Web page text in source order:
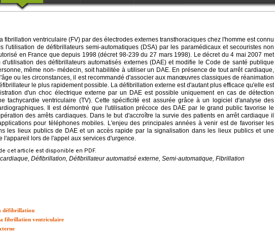
fibrillation ventriculaire (FV) par des électrodes externes transthoraciques chez l'homme est connu
l'utilisation de défibrillateurs semi-automatiques (DSA) par les paramédicaux et secouristes non
en France que depuis 1998 (décret 98-239 du 27 mars 1998). Le décret du 4 mai 2007 met
des défibrillateurs automatisés externes (DAE) et modifie le Code de santé publique
même non- médecin, soit habilitée à utiliser un DAE. En présence de tout arrêt cardiaque,
ou les circonstances, il est recommandé d'associer aux manœuvres classiques de réanimation
le plus rapidement possible. La défibrillation externe est d'autant plus efficace qu'elle est
d'un choc électrique externe par un DAE est possible uniquement en cas de détection
tachycardie ventriculaire (TV). Cette spécificité est assurée grâce à un logiciel d'analyse des
Il est démontré que l'utilisation précoce des DAE par le grand public favorise le
des arrêts cardiaques. Dans le but d'accroître la survie des patients en arrêt cardiaque il
pour téléphones mobiles. L'enjeu des principales années à venir est de favoriser les
les lieux publics de DAE et un accès rapide par la signalisation dans les lieux publics et une
l'appareil lors de l'appel aux services d'urgence.
cet article est disponible en PDF.
Défibrillation, Défibrillateur automatisé externe, Semi-automatique, Fibrillation
défibrillation
fibrillation ventriculaire